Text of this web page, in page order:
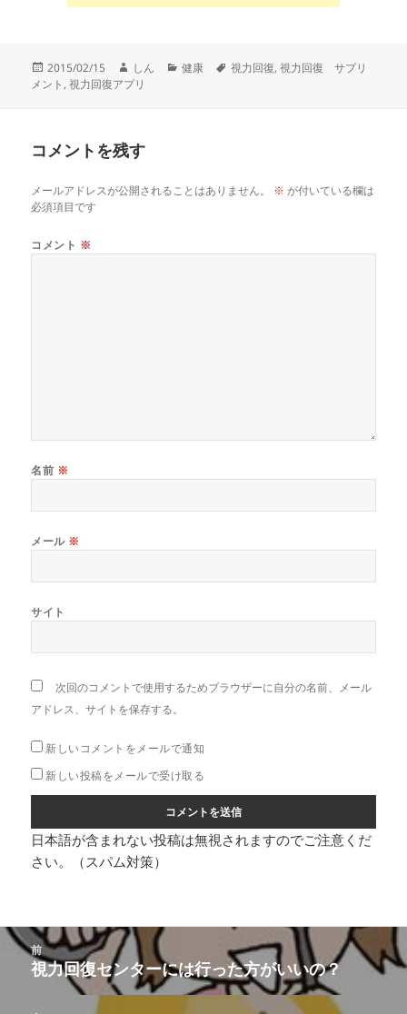
投
稿
2015/02/15
作
成
しん
カ
健康
タ
視力回復,視力回復 サプリ
メント ,視力回復アプリ
コメントを残す
メールアドレスが公開されることはありません。 ※ が付いている欄は
必須項目です
コメント ※
名前 ※
メール ※
サイト
次回のコメントで使用するためブラウザーに自分の名前、メール
アドレス、サイトを保存する。
新しいコメントをメールで通知
新しい投稿をメールで受け取る
日本語が含まれない投稿は無視されますのでご注意くだ
さい。（スパム対策）
投
前
前
視力回復センターには行った方がいいの？